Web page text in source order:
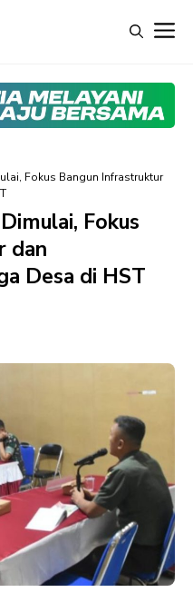
Fokus Bangun Infrastruktur
Fokus
dan
Desa di HST